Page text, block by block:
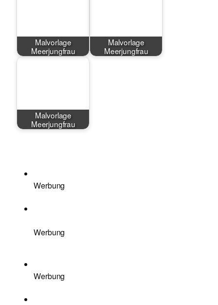
Malvorlage
Meerjungfrau
Malvorlage
Meerjungfrau
Malvorlage
Meerjungfrau
Werbung
Werbung
Werbung